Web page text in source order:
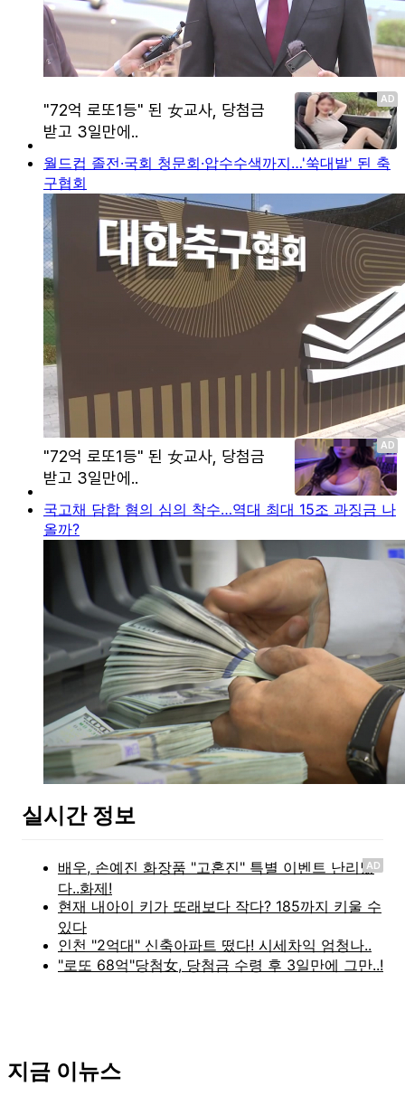
월드컵 졸전·국회 청문회·압수수색까지…'쑥대밭' 된 축
구협회
국고채 담합 혐의 심의 착수…역대 최대 15조 과징금 나
올까?
실시간 정보
AD
지금 이뉴스